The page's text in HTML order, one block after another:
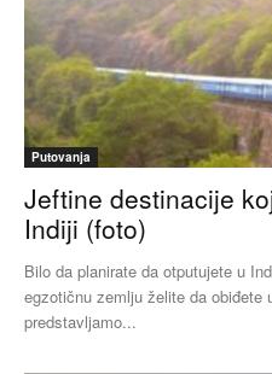
Putovanja
Jeftine destinacije
Indiji (foto)
Bilo da planirate da otputujete u
egzotičnu zemlju želite da obiđete
predstavljamo...